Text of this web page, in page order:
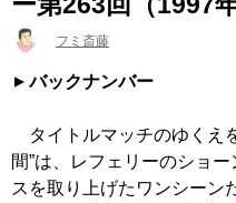
フミ斎藤
バックナンバー
タイトルマッチのゆくえ
間”は、レフェリーのショ
スを取り上げたワンシーン